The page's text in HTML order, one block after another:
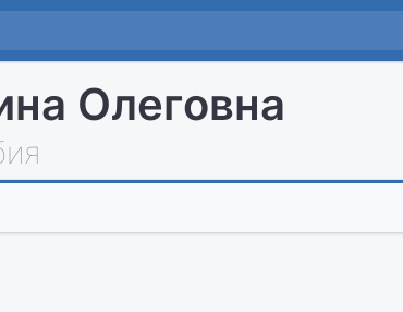
Олеговна